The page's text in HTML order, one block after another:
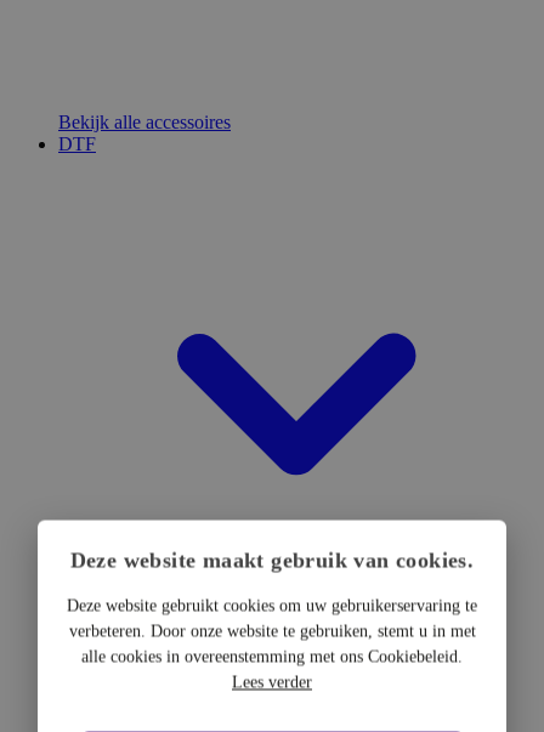
Bekijk alle accessoires
DTF
DTF Hardware
DTF Printers
Deze website maakt gebruik van cookies.
Deze website gebruikt cookies om uw gebruikerservaring te
verbeteren. Door onze website te gebruiken, stemt u in met
alle cookies in overeenstemming met ons Cookiebeleid.
Lees verder